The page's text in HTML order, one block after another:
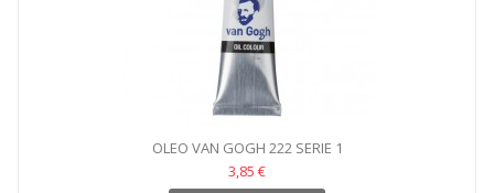
OLEO VAN GOGH 222 SERIE 1
3,85 €